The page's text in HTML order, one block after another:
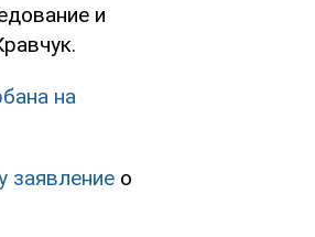
и
на
заявление о